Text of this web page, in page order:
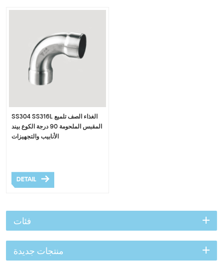
SS304 SS316L الغذاء الصف تلميع
المقبس الملحومة 90 درجة الكوع بيند
الأنابيب والتجهيزات
DETAIL
فئات
منتجات جديدة